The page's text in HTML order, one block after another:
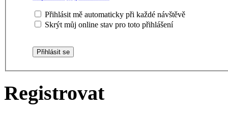
Přihlásit mě automaticky při každé návštěvě
Skrýt můj online stav pro toto přihlášení
Registrovat